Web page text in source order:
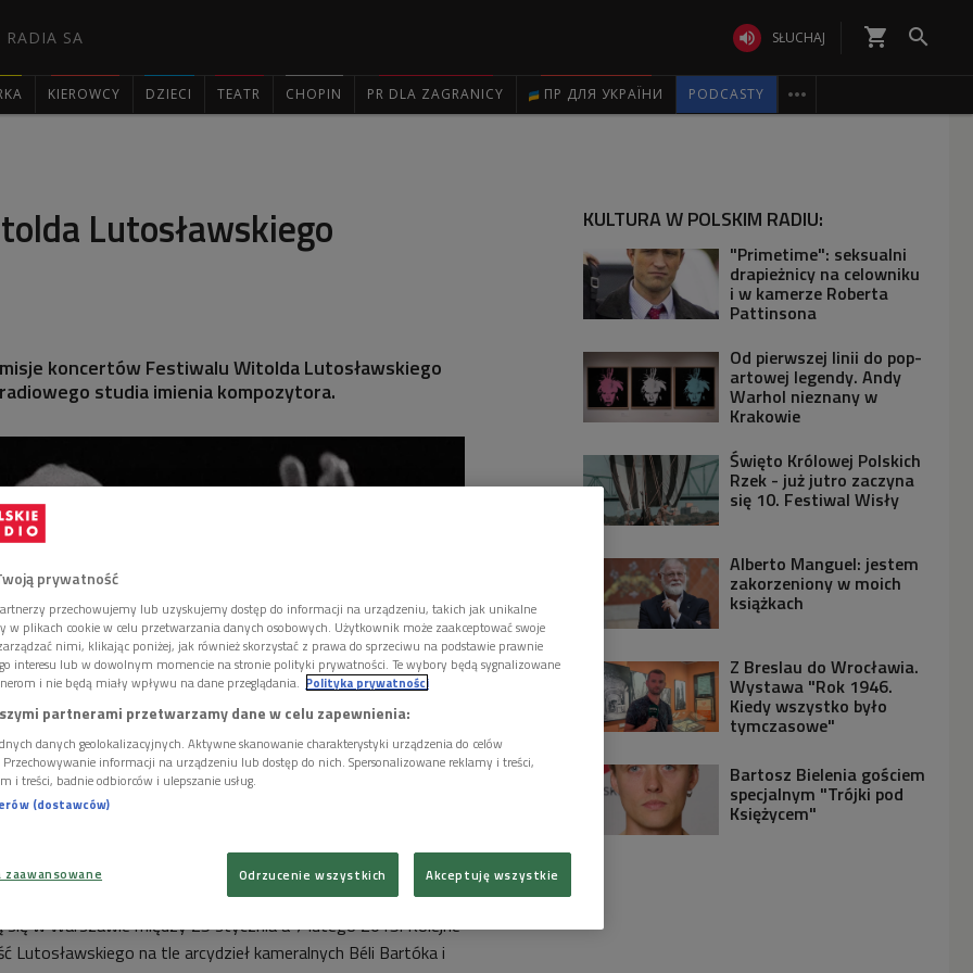
RADIA SA  SŁUCHAJ shopping_cart 
KIEROWCY DZIECI TEATR CHOPIN PR DLA ZAGRANICY ПР ДЛЯ УКРАЇНИ PODCASTY 
Lutosławskiego
koncertów Festiwalu Witolda Lutosławskiego
studia imienia kompozytora.
festiwal Łańcuch XII. Na zdjęciu patron imprezy Witold Lutosławski.
i jest ukazanie muzyki Witolda Lutosławskiego w
dla niej kontekście. Ogniwa dwunastego "Łańcucha" to pięć
w Warszawie między 25 stycznia a 7 lutego 2015. Kolejne
Lutosławskiego na tle arcydzieł kameralnych Béli Bartóka i
KULTURA W POLSKIM RADIU:
"Primetime": seksualni
drapieżnicy na celowniku
i w kamerze Roberta
Pattinsona
Od pierwszej linii do pop-
artowej legendy. Andy
Warhol nieznany w
Krakowie
Święto Królowej Polskich
Rzek - już jutro zaczyna
się 10. Festiwal Wisły
Alberto Manguel: jestem
zakorzeniony w moich
książkach
Z Breslau do Wrocławia.
Wystawa "Rok 1946.
Kiedy wszystko było
tymczasowe"
Bartosz Bielenia gościem
specjalnym "Trójki pod
Księżycem"
prywatność
przechowujemy lub uzyskujemy dostęp do informacji na urządzeniu, takich jak unikalne
w plikach cookie w celu przetwarzania danych osobowych. Użytkownik może zaakceptować swoje
nimi, klikając poniżej, jak również skorzystać z prawa do sprzeciwu na podstawie prawnie
interesu lub w dowolnym momencie na stronie polityki prywatności. Te wybory będą sygnalizowane
i nie będą miały wpływu na dane przeglądania. Polityka prywatności
partnerami przetwarzamy dane w celu zapewnienia:
danych geolokalizacyjnych. Aktywne skanowanie charakterystyki urządzenia do celów
informacji na urządzeniu lub dostęp do nich. Spersonalizowane reklamy i treści,
i treści, badnie odbiorców i ulepszanie usług.
(dostawców)
Odrzucenie wszystkich Akceptuję wszystkie